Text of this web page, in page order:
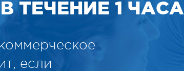
ТЕЧЕНИЕ 1 ЧАСА
если